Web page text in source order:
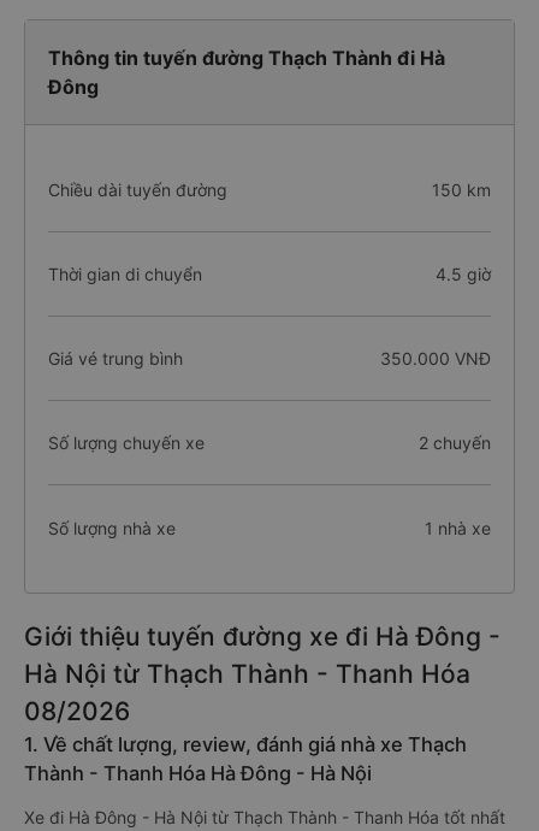
Thông tin tuyến đường Thạch Thành đi Hà
Đông
Chiều dài tuyến đường 150 km
Thời gian di chuyển 4.5 giờ
Giá vé trung bình 350.000 VNĐ
Số lượng chuyến xe 2 chuyến
Số lượng nhà xe 1 nhà xe
Giới thiệu tuyến đường xe đi Hà Đông -
Hà Nội từ Thạch Thành - Thanh Hóa
08/2026
1. Về chất lượng, review, đánh giá nhà xe Thạch
Thành - Thanh Hóa Hà Đông - Hà Nội
Xe đi Hà Đông - Hà Nội từ Thạch Thành - Thanh Hóa tốt nhất